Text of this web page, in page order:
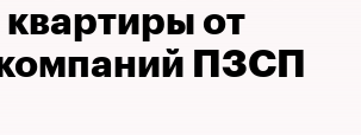
от
ПЗСП